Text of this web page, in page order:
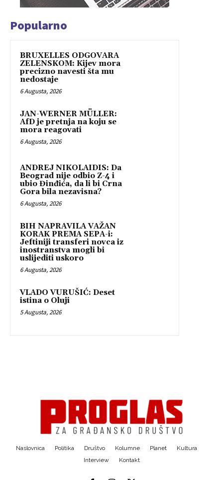
Popularno
BRUXELLES ODGOVARA
ZELENSKOM: Kijev mora
precizno navesti šta mu
nedostaje
6 Augusta, 2026
JAN-WERNER MÜLLER:
AfD je pretnja na koju se
mora reagovati
6 Augusta, 2026
ANDREJ NIKOLAIDIS: Da
Beograd nije odbio Z-4 i
ubio Đinđića, da li bi Crna
Gora bila nezavisna?
6 Augusta, 2026
BIH NAPRAVILA VAŽAN
KORAK PREMA SEPA-i:
Jeftiniji transferi novca iz
inostranstva mogli bi
uslijediti uskoro
6 Augusta, 2026
VLADO VURUŠIĆ: Deset
istina o Oluji
5 Augusta, 2026
Naslovnica Politika Društvo Kolumne Planet
Kultura
Interview
Kontakt